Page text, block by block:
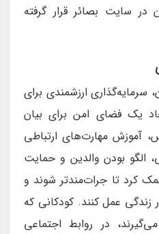
در سایت بصائر قرار گرفته
سرمایه‌گذاری ارزشمندی برای
یک فضای امن برای بیان
آموزش مهارت‌های ارتباطی
الگو بودن والدین و حمایت
کرد تا جرات‌مندتر شوند و
زندگی عمل کنند. کودکانی که
در روابط اجتماعی